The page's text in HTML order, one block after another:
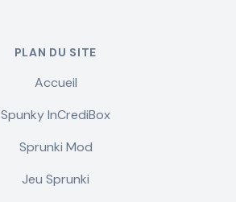
PLAN DU SITE
Accueil
Spunky InCrediBox
Sprunki Mod
Jeu Sprunki